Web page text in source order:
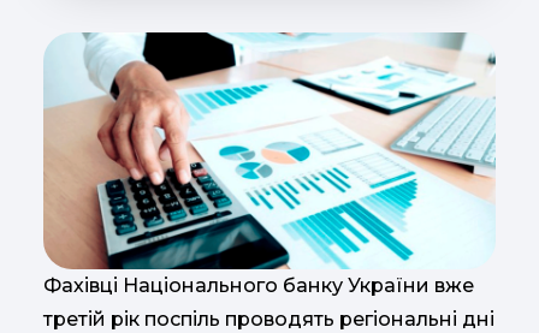
Фахівці Національного банку України вже
третій рік поспіль проводять регіональні дні